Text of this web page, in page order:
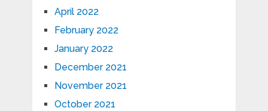
April 2022
February 2022
January 2022
December 2021
November 2021
October 2021